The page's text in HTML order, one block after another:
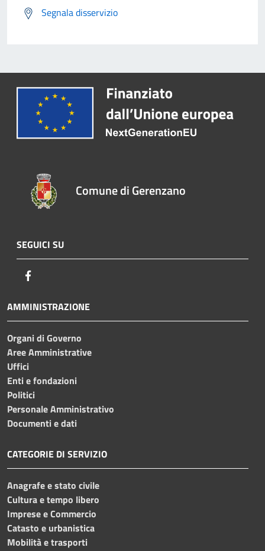
Segnala disservizio
Comune di Gerenzano
SEGUICI SU
AMMINISTRAZIONE
Organi di Governo
Aree Amministrative
Uffici
Enti e fondazioni
Politici
Personale Amministrativo
Documenti e dati
CATEGORIE DI SERVIZIO
Anagrafe e stato civile
Cultura e tempo libero
Imprese e Commercio
Catasto e urbanistica
Mobilità e trasporti